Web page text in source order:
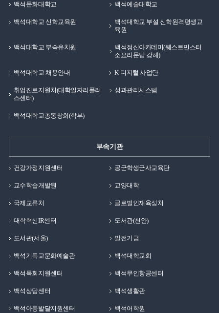
과정들을 우선적으로 생각했다면 어려웠을 것이지만,
지금에서 돌이켜보면 가정과 꿈을 지키고, 이루기 위한
과정이 얼마나 힘들지에 대한 생각이 없이 오로지 결과만
좌우명과 인생관은 목표를 정하면 이 일이 얼마나 힘들지,
결과가 나에게 좋은 것이라면 반드시 해야한다 입니다.
여러분들도 앞으로의 목표가 생기거나, 꿈을 정해야
한다면 그 과정이 얼마나 힘들지를 생각하기 보다는
목표와 꿈을 이루지 못하더라도 나에게 좋은 영향을 미칠
백석문화대학교 백석예술대학교
백석대학교 신학교육원
백석대학교 부설 신학원격평생교
육원
백석대학교 부속유치원
백석정신아카데미(웨스트민스터
소요리문답 강해)
백석대학교 채용안내 K-디지털 사업단
취업진로지원처(대학일자리플러
스센터)
성과관리시스템
백석대학교총동창회(학부)
부속기관
건강가정지원센터 공군학생군사교육단
교수학습개발원 교양대학
국제교류처 글로벌인재육성처
대학혁신IR센터 도서관(천안)
도서관(서울) 발전기금
백석기독교문화예술관 백석대학교회
백석목회지원센터 백석무인항공센터
백석상담센터 백석생활관
백석아동발달지원센터 백석어학원